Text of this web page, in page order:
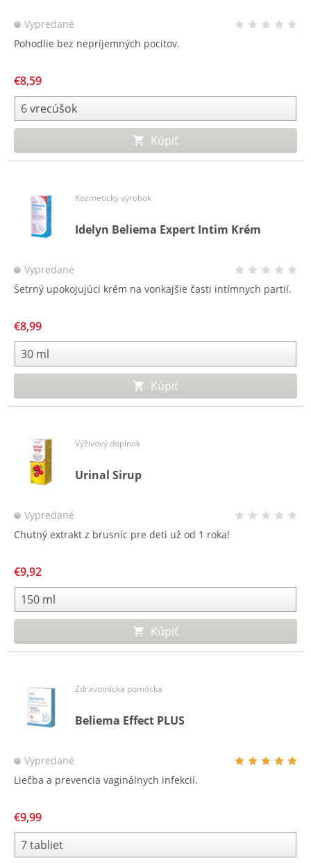
Vypredané
Pohodlie bez nepríjemných pocitov.
€8,59
Kúpiť
Kozmetický výrobok
Idelyn Beliema Expert Intim Krém
Vypredané
Šetrný upokojujúci krém na vonkajšie časti intímnych partií.
€8,99
Kúpiť
Výživový doplnok
Urinal Sirup
Vypredané
Chutný extrakt z brusníc pre deti už od 1 roka!
€9,92
Kúpiť
Zdravotnícka pomôcka
Beliema Effect PLUS
Vypredané
Liečba a prevencia vaginálnych infekcií.
€9,99